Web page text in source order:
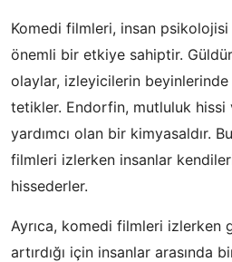
Komedi filmleri, insan
önemli bir etkiye sahiptir.
olaylar, izleyicilerin beyinlerinde
tetikler. Endorfin, mutluluk hissi
yardımcı olan bir kimyasaldır.
filmleri izlerken insanlar
hissederler.
Ayrıca, komedi filmleri izlerken
artırdığı için insanlar arasında